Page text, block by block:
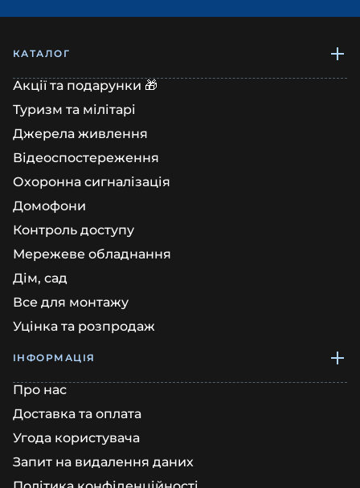
КАТАЛОГ
Акції та подарунки 🎁
Туризм та мілітарі
Джерела живлення
Відеоспостереження
Охоронна сигналізація
Домофони
Контроль доступу
Мережеве обладнання
Дім, сад
Все для монтажу
Уцінка та розпродаж
ІНФОРМАЦІЯ
Про нас
Доставка та оплата
Угода користувача
Запит на видалення даних